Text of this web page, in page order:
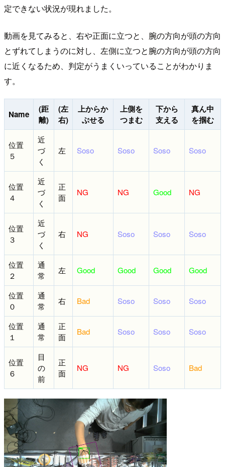
定できない状況が現れました。
動画を見てみると、右や正面に立つと、腕の方向が頭の方向
とずれてしまうのに対し、左側に立つと腕の方向が頭の方向
に近くなるため、判定がうまくいっていることがわかりま
す。
Name
(距
離)
(左
右)
上からか
ぶせる
上側を
つまむ
下から
支える
真ん中
を掴む
位置
５
近
づ
く
左 Soso Soso Soso Soso
位置
４
近
づ
く
正
面
NG NG Good NG
位置
３
近
づ
く
右 NG Soso Soso Soso
位置
２
通
常
左 Good Good Good Good
位置
０
通
常
右 Bad Soso Soso Soso
位置
１
通
常
正
面
Bad Soso Soso Soso
位置
６
目
の
前
正
面
NG NG Soso Bad